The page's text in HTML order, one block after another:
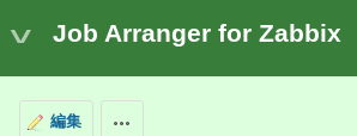
Job Arranger for Zabbix
編集